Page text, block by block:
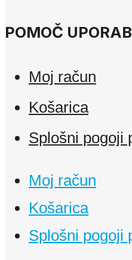
POMOČ
Moj račun
Košarica
Splošni pogoji
Moj račun
Košarica
Splošni pogoji